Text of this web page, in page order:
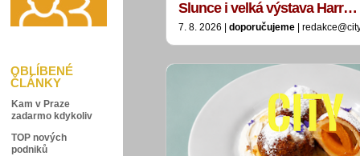
OBLÍBENÉ
ČLÁNKY
Kam v Praze
zadarmo kdykoliv
TOP nových
podniků
Slunce i velká výstava Harr…
7. 8. 2026 | doporučujeme |